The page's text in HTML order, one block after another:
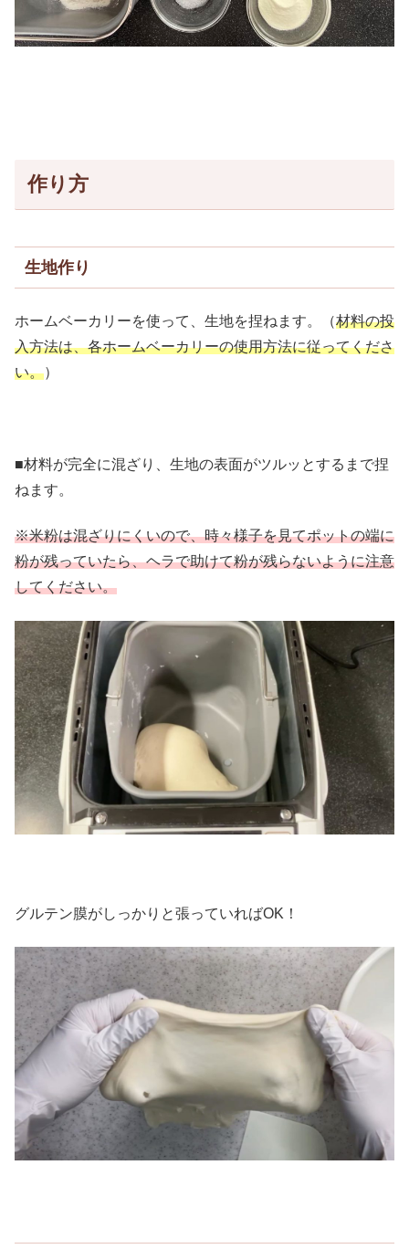
作り方
生地作り
ホームベーカリーを使って、生地を捏ねます。（材料の投
入方法は、各ホームベーカリーの使用方法に従ってくださ
い。）
■材料が完全に混ざり、生地の表面がツルッとするまで捏
ねます。
※米粉は混ざりにくいので、時々様子を見てポットの端に
粉が残っていたら、ヘラで助けて粉が残らないように注意
してください。
グルテン膜がしっかりと張っていればOK！